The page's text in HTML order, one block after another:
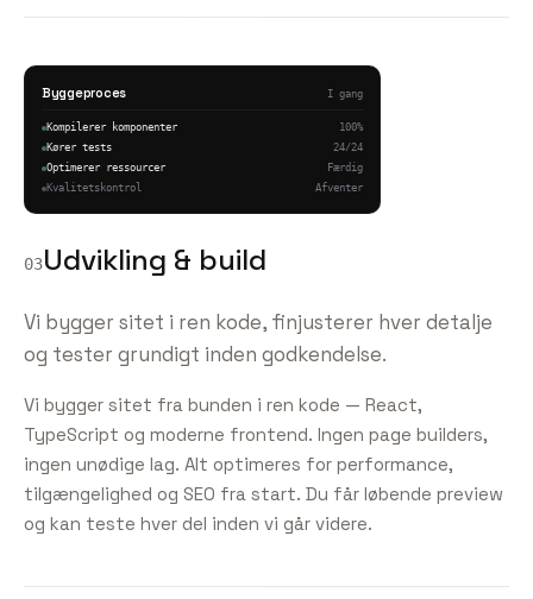
Byggeproces I gang
Kompilerer komponenter
100%
Kører tests
24/24
Optimerer ressourcer
Færdig
Kvalitetskontrol
Afventer
03Udvikling & build
Vi bygger sitet i ren kode, finjusterer hver detalje
og tester grundigt inden godkendelse.
Vi bygger sitet fra bunden i ren kode — React,
TypeScript og moderne frontend. Ingen page builders,
ingen unødige lag. Alt optimeres for performance,
tilgængelighed og SEO fra start. Du får løbende preview
og kan teste hver del inden vi går videre.